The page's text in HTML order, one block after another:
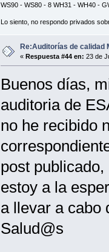
WS90 - WS80 - 8 WH31 - WH40 -
Lo siento, no respondo privados
Re:Auditorías de calidad
« Respuesta #44 en: 23 de
Buenos días,
auditoria de
no he recibido
post
estoy a la
a llevar a cabo
Salud@s